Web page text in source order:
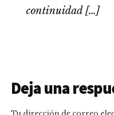
continuidad […]
Interacciones
con
Deja una